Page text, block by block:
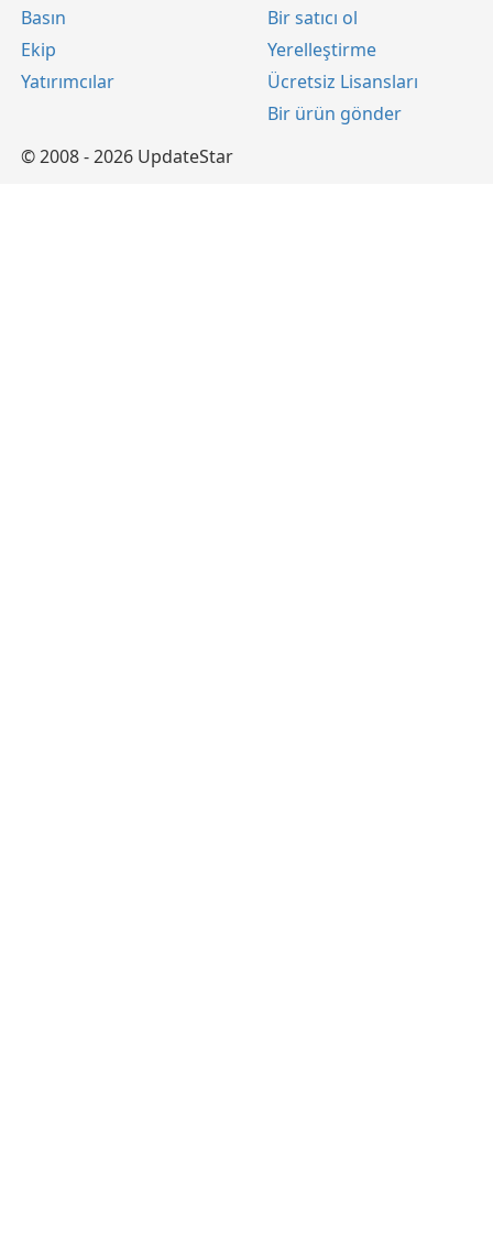
Basın
Ekip
Yatırımcılar
Bir satıcı ol
Yerelleştirme
Ücretsiz Lisansları
Bir ürün gönder
© 2008 - 2026 UpdateStar